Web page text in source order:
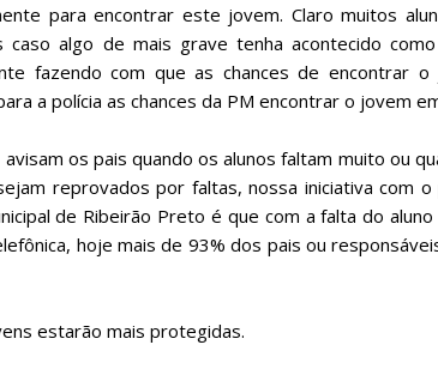
para encontrar este jovem. Claro muitos
caso algo de mais grave tenha acontecido
fazendo com que as chances de encontrar
a polícia as chances da PM encontrar o jovem
os pais quando os alunos faltam muito ou
reprovados por faltas, nossa iniciativa com
de Ribeirão Preto é que com a falta do
hoje mais de 93% dos pais ou
estarão mais protegidas.